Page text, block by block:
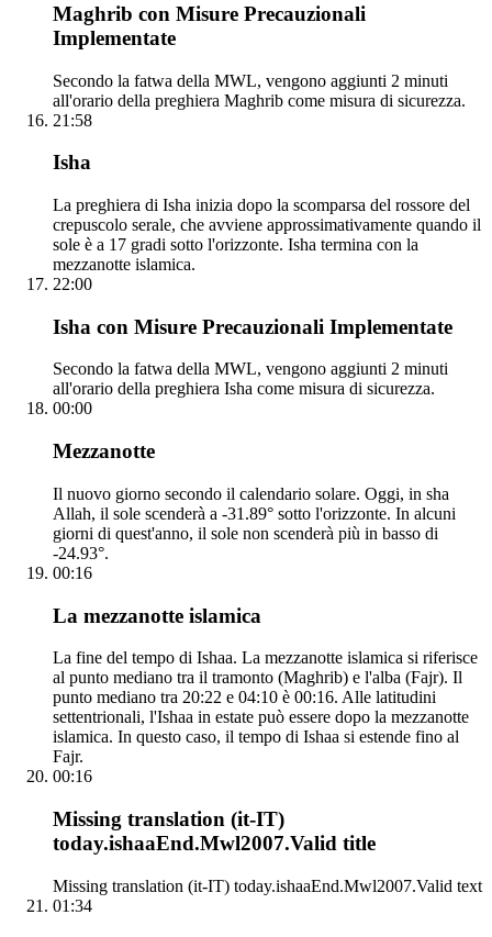
Maghrib con Misure Precauzionali
Implementate
Secondo la fatwa della MWL, vengono aggiunti 2 minuti
all'orario della preghiera Maghrib come misura di sicurezza.
21:58
Isha
La preghiera di Isha inizia dopo la scomparsa del rossore del
crepuscolo serale, che avviene approssimativamente quando il
sole è a 17 gradi sotto l'orizzonte. Isha termina con la
mezzanotte islamica.
22:00
Isha con Misure Precauzionali Implementate
Secondo la fatwa della MWL, vengono aggiunti 2 minuti
all'orario della preghiera Isha come misura di sicurezza.
00:00
Mezzanotte
Il nuovo giorno secondo il calendario solare. Oggi, in sha
Allah, il sole scenderà a -31.89° sotto l'orizzonte. In alcuni
giorni di quest'anno, il sole non scenderà più in basso di
-24.93°.
00:16
La mezzanotte islamica
La fine del tempo di Ishaa. La mezzanotte islamica si riferisce
al punto mediano tra il tramonto (Maghrib) e l'alba (Fajr). Il
punto mediano tra 20:22 e 04:10 è 00:16. Alle latitudini
settentrionali, l'Ishaa in estate può essere dopo la mezzanotte
islamica. In questo caso, il tempo di Ishaa si estende fino al
Fajr.
00:16
Missing translation (it-IT)
today.ishaaEnd.Mwl2007.Valid title
Missing translation (it-IT) today.ishaaEnd.Mwl2007.Valid text
01:34